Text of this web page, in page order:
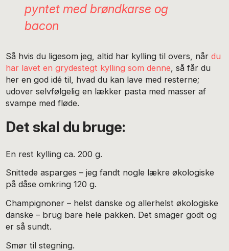
pyntet med brøndkarse og
bacon
Så hvis du ligesom jeg, altid har kylling til overs, nårdu
har lavet en grydestegt kylling som denne , så får du
her en god idé til, hvad du kan lave med resterne;
udover selvfølgelig en lækker pasta med masser af
svampe med fløde.
Det skal du bruge:
En rest kylling ca. 200 g.
Snittede asparges – jeg fandt nogle lækre økologiske
på dåse omkring 120 g.
Champignoner – helst danske og allerhelst økologiske
danske – brug bare hele pakken. Det smager godt og
er så sundt.
Smør til stegning.